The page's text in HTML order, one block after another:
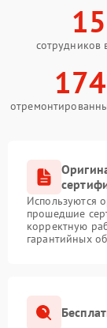
15
сотрудников
Используются
прошедшие
корректную
гарантийных